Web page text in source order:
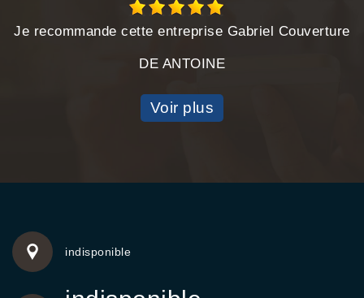
Je recommande cette entreprise Gabriel Couverture
DE ANTOINE
Voir plus
indisponible